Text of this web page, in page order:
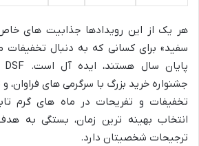
هر یک از این رویدادها جذابیت های
سفید» برای کسانی که به دنبال تخفیفات
تخفیفات و تفریحات در ماه های گرم
انتخاب بهینه ترین زمان، بستگی به
ترجیحات شخصیتان دارد.